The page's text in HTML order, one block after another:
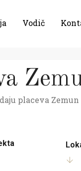
Vodič
placeva